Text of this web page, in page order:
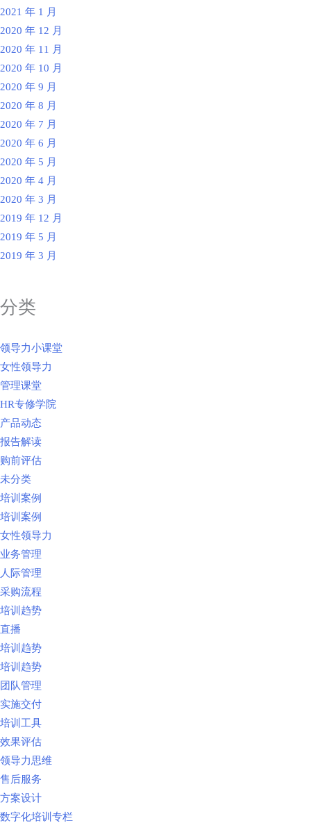
2021 年 1 月
2020 年 12 月
2020 年 11 月
2020 年 10 月
2020 年 9 月
2020 年 8 月
2020 年 7 月
2020 年 6 月
2020 年 5 月
2020 年 4 月
2020 年 3 月
2019 年 12 月
2019 年 5 月
2019 年 3 月
分类
领导力小课堂
女性领导力
管理课堂
HR专修学院
产品动态
报告解读
购前评估
未分类
培训案例
培训案例
女性领导力
业务管理
人际管理
采购流程
培训趋势
直播
培训趋势
培训趋势
团队管理
实施交付
培训工具
效果评估
领导力思维
售后服务
方案设计
数字化培训专栏